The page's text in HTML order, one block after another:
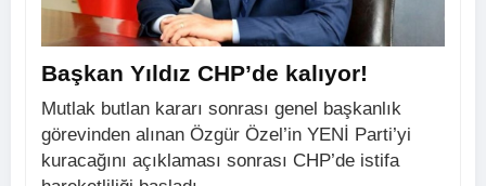
Başkan Yıldız CHP’de kalıyor!
Mutlak butlan kararı sonrası genel başkanlık
görevinden alınan Özgür Özel’in YENİ Parti’yi
kuracağını açıklaması sonrası CHP’de istifa